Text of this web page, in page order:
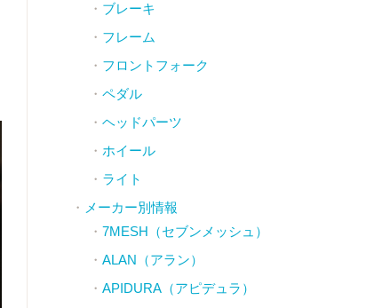
ブレーキ
フレーム
フロントフォーク
ペダル
ヘッドパーツ
ホイール
ライト
メーカー別情報
7MESH（セブンメッシュ）
ALAN（アラン）
APIDURA（アピデュラ）